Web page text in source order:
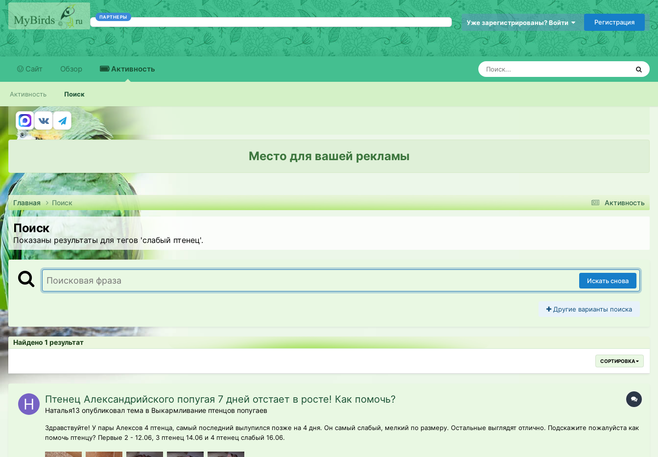
ПАРТНЕРЫ
Уже зарегистрированы? Войти Регистрация
Сайт Обзор Активность
Активность Поиск
Место для вашей рекламы
Активность
Главная Поиск
Поиск
Показаны результаты для тегов 'слабый птенец'.
Искать снова
Другие варианты поиска
Найдено 1 результат
СОРТИРОВКА
Птенец Александрийского попугая 7 дней отстает в росте! Как помочь?
Наталья13 опубликовал тема в Выкармливание птенцов попугаев
Здравствуйте! У пары Алексов 4 птенца, самый последний вылупился позже на 4 дня. Он самый слабый, мелкий по размеру. Остальные выглядят отлично. Подскажите пожалуйста как
помочь птенцу? Первые 2 - 12.06, 3 птенец 14.06 и 4 птенец слабый 16.06.